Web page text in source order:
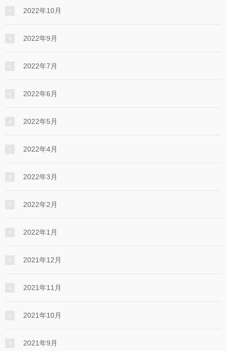
2022年10月
2022年9月
2022年7月
2022年6月
2022年5月
2022年4月
2022年3月
2022年2月
2022年1月
2021年12月
2021年11月
2021年10月
2021年9月